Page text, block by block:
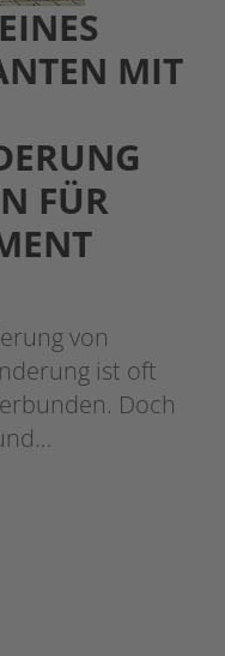
MIT
FÜR
von
ist oft
Doch